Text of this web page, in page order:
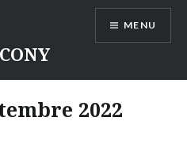
MENU
2022